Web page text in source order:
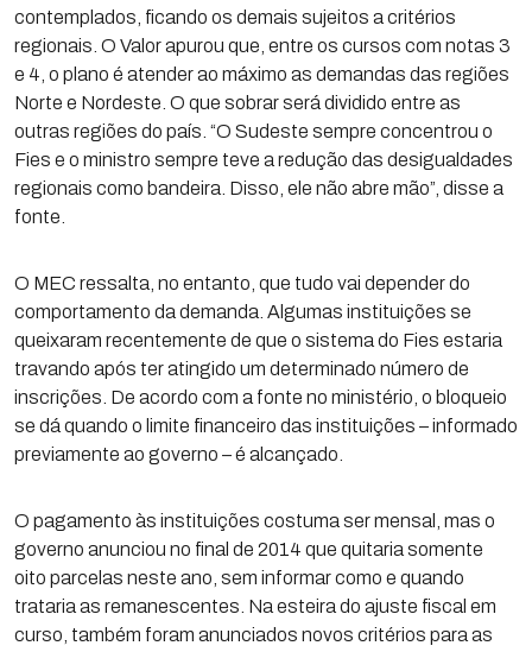
contemplados, ficando os demais sujeitos a critérios
regionais. O Valor apurou que, entre os cursos com notas 3
e 4, o plano é atender ao máximo as demandas das regiões
Norte e Nordeste. O que sobrar será dividido entre as
outras regiões do país. “O Sudeste sempre concentrou o
Fies e o ministro sempre teve a redução das desigualdades
regionais como bandeira. Disso, ele não abre mão”, disse a
fonte.
O MEC ressalta, no entanto, que tudo vai depender do
comportamento da demanda. Algumas instituições se
queixaram recentemente de que o sistema do Fies estaria
travando após ter atingido um determinado número de
inscrições. De acordo com a fonte no ministério, o bloqueio
se dá quando o limite financeiro das instituições – informado
previamente ao governo – é alcançado.
O pagamento às instituições costuma ser mensal, mas o
governo anunciou no final de 2014 que quitaria somente
oito parcelas neste ano, sem informar como e quando
trataria as remanescentes. Na esteira do ajuste fiscal em
curso, também foram anunciados novos critérios para as